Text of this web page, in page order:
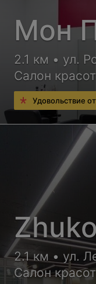
Мон
2.1 км • ул.
Салон
Удовольствие
2.1 км • ул.
Салон